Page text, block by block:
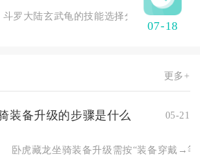
斗罗大陆玄武龟的技能选择分为纯守护坦
07-18
更多+
装备升级的步骤是什么 05-21
卧虎藏龙坐骑装备升级需按“装备穿戴→